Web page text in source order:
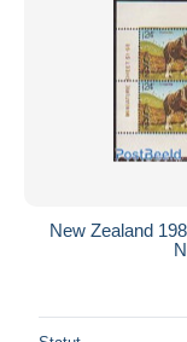
New Zealand